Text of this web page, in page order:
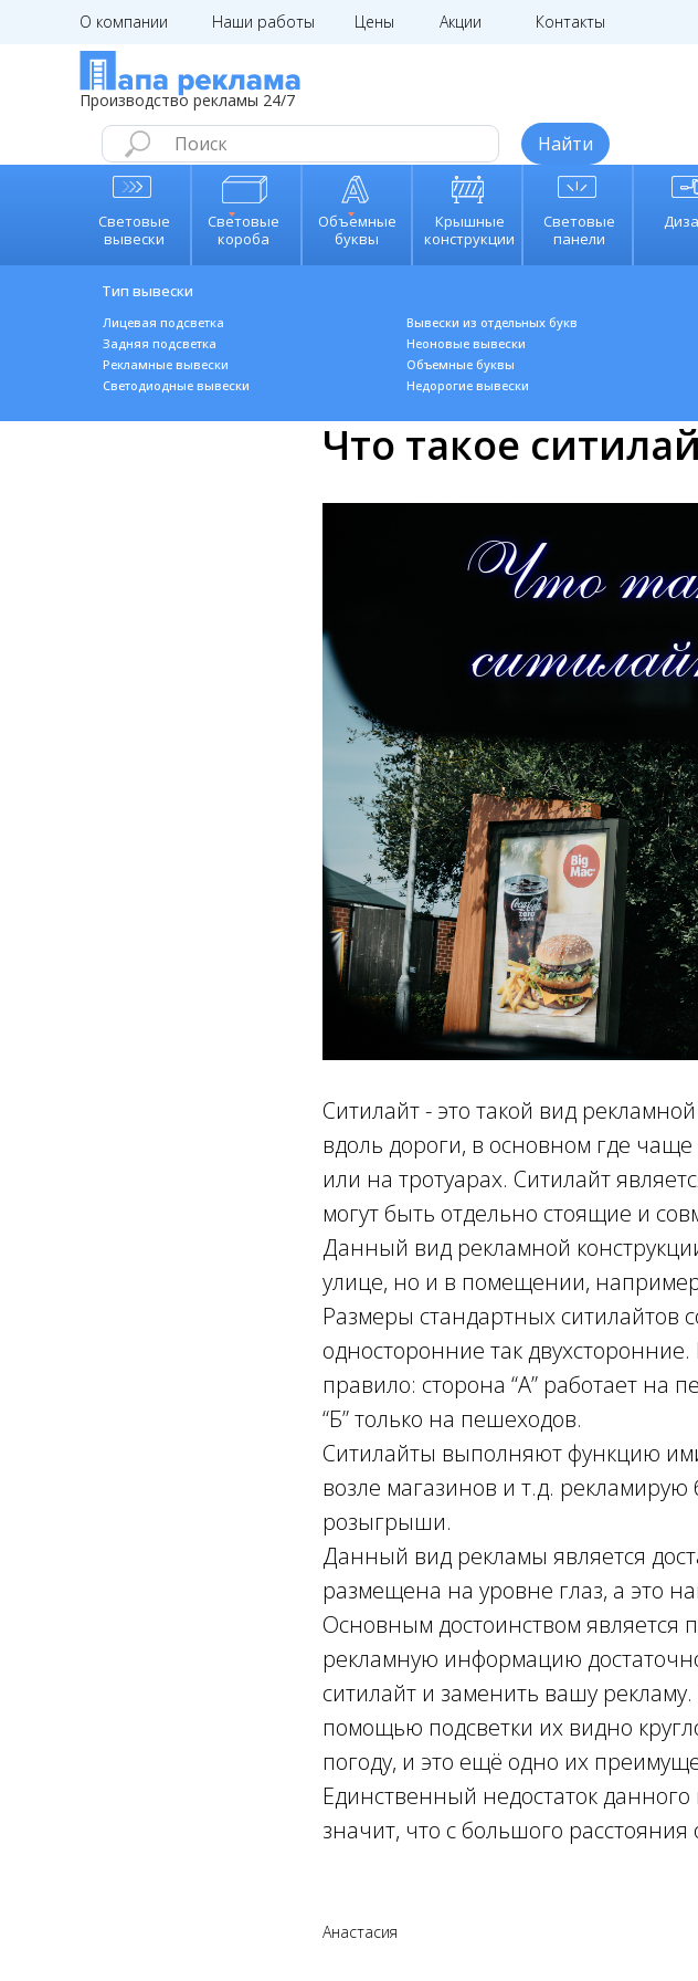
О компании Цены
Наши работы Акции Контакты
Производство рекламы 24/7
Найти
Световые
вывески
Световые
короба
Объемные
буквы
Крышные
конструкции
Световые
панели
Тип вывески
Лицевая подсветка
Задняя подсветка
Рекламные вывески
Светодиодные вывески
Вывески из отдельных букв
Неоновые вывески
Объемные буквы
Недорогие вывески
Что такое
Ситилайт - это такой вид
вдоль дороги, в основном где
или на тротуарах. Ситилайт
могут быть отдельно стоящие и
Данный вид рекламной
улице, но и в помещении,
Размеры стандартных ситилайтов
односторонние так
правило: сторона “А” работает на
“Б” только на пешеходов.
Ситилайты выполняют функцию
возле магазинов и т.д.
розыгрыши.
Данный вид рекламы является
размещена на уровне глаз, а это
Основным достоинством является
рекламную информацию
ситилайт и заменить вашу
помощью подсветки их видно
погоду, и это ещё одно их
Единственный недостаток
значит, что с большого
Анастасия